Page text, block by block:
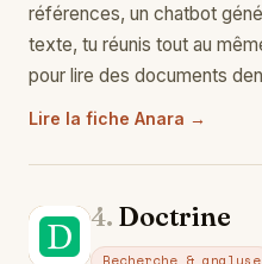
références, un chatbot
texte, tu réunis tout au
pour lire des documents
Lire la fiche Anara →
Do
4. Doctrine